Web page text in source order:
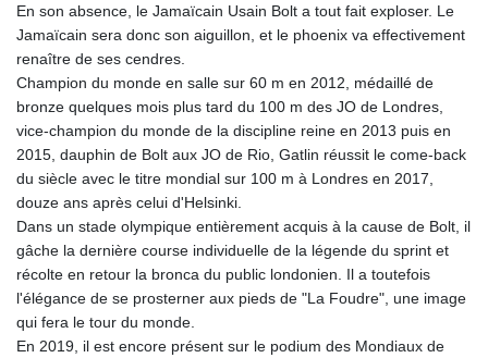
LKR 335.026171
LRD 180.231552
LTL 2.95274
LVL 0.604891
LYD 6.355428
MAD 9.306469
MDL 17.349168
4250.201175
MKD 53.237055
MMK
2099.443841
3595.840223
En son absence, le Jamaïcain Usain Bolt a tout fait exploser. Le
Jamaïcain sera donc son aiguillon, et le phoenix va effectivement
renaître de ses cendres.
Champion du monde en salle sur 60 m en 2012, médaillé de
bronze quelques mois plus tard du 100 m des JO de Londres,
vice-champion du monde de la discipline reine en 2013 puis en
2015, dauphin de Bolt aux JO de Rio, Gatlin réussit le come-back
du siècle avec le titre mondial sur 100 m à Londres en 2017,
douze ans après celui d'Helsinki.
Dans un stade olympique entièrement acquis à la cause de Bolt, il
gâche la dernière course individuelle de la légende du sprint et
récolte en retour la bronca du public londonien. Il a toutefois
l'élégance de se prosterner aux pieds de "La Foudre", une image
qui fera le tour du monde.
En 2019, il est encore présent sur le podium des Mondiaux de